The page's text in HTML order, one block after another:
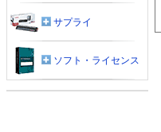
サプライ
ソフト・ライセンス